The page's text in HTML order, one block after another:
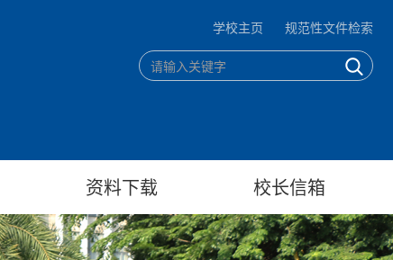
学校主页 规范性文件检索
资料下载 校长信箱